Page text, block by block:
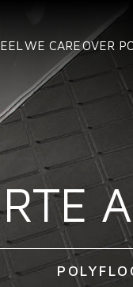
WE CAREOVER